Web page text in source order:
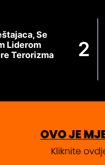
Se
Liderom
Terorizma